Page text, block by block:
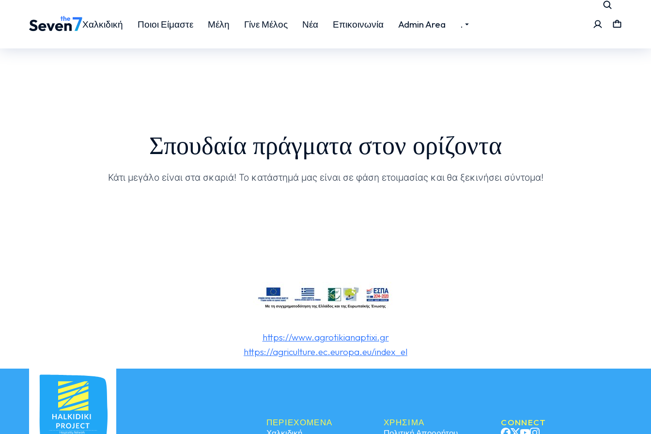
Χαλκιδική Ποιοι Είμαστε Μέλη Γίνε Μέλος Νέα Επικοινωνία Admin Area .
Σπουδαία πράγματα στον ορίζοντα
Κάτι μεγάλο είναι στα σκαριά! Το κατάστημά μας είναι σε φάση ετοιμασίας και θα ξεκινήσει σύντομα!
https://www.agrotikianaptixi.gr
https://agriculture.ec.europa.eu/index_el
ΠΕΡΙΕΧΟΜΕΝΑ
ΧΡΗΣΙΜΑ
CONNECT